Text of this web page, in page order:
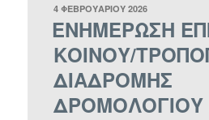
ΔΗΜΟΣΙΕΎΤΗΚΕ
ΣΤΙΣ
4 ΦΕΒΡΟΥΑΡΊΟΥ 2026
ΕΝΗΜΕΡΩΣΗ
ΚΟΙΝΟΥ/
ΔΙΑΔΡΟΜΗΣ
ΔΡΟΜΟΛΟΓΙΟΥ